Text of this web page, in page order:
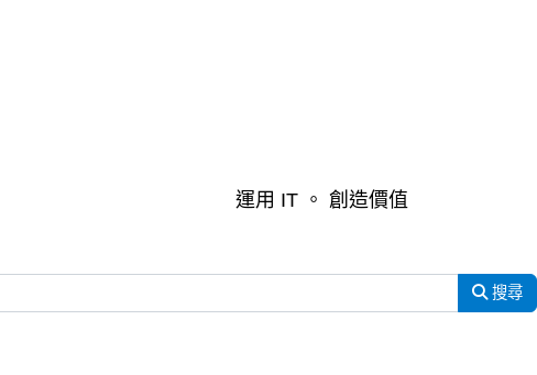
運用 IT 。 創造價值
搜尋